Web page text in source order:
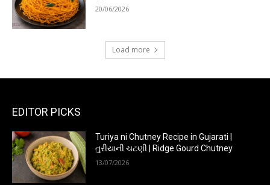
20/06/2026
Load more
EDITOR PICKS
Turiya ni Chutney Recipe in Gujarati |
તુરીયાની ચટણી | Ridge Gourd Chutney
13/07/2026